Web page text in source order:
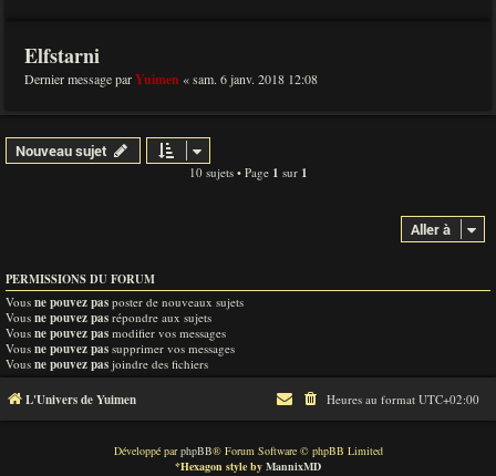
Elfstarni
Dernier message parYuimen «sam. 6 janv. 2018 12:08
Nouveau sujet
10 sujets • Page 1 sur 1
Aller à
PERMISSIONS DU FORUM
Vous ne pouvez pas poster de nouveaux sujets
Vous ne pouvez pas répondre aux sujets
Vous ne pouvez pas modifier vos messages
Vous ne pouvez pas supprimer vos messages
Vous ne pouvez pas joindre des fichiers
L'Univers de Yuimen Heures au format UTC+02:00
Développé parphpBB® Forum Software © phpBB Limited
*Hexagon style by MannixMD